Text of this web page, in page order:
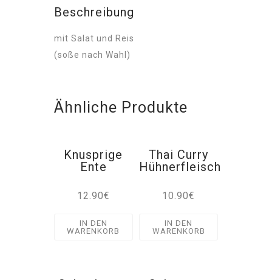
Beschreibung
mit Salat und Reis
(soße nach Wahl)
Ähnliche Produkte
Knusprige
Ente
12.90€
IN DEN
WARENKORB
Thai Curry
Hühnerfleisch
10.90€
IN DEN
WARENKORB